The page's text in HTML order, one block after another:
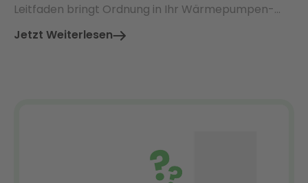
Leitfaden bringt Ordnung in Ihr Wärmepumpen-
Projekt.
Jetzt Weiterlesen